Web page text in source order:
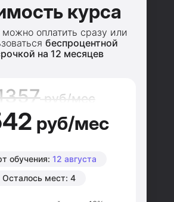
руб/мес
руб/мес
оплатить сразу или
беспроцентной
на 12 месяцев
курса
Осталось мест: 4
обучения: 12 августа